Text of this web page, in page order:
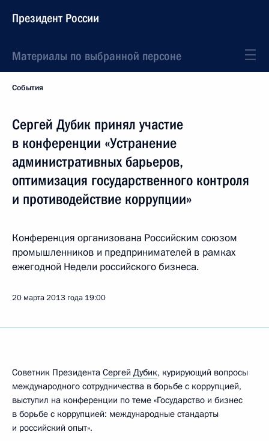
Президент России
Материалы по выбранной персоне
События
Сергей Дубик принял участие
в конференции «Устранение
административных барьеров,
оптимизация государственного контроля
и противодействие коррупции»
Конференция организована Российским союзом
промышленников и предпринимателей в рамках
ежегодной Недели российского бизнеса.
20 марта 2013 года 19:00
Советник Президента Сергей Дубик, курирующий вопросы
международного сотрудничества в борьбе с коррупцией,
выступил на конференции по теме «Государство и бизнес
в борьбе с коррупцией: международные стандарты
и российский опыт».